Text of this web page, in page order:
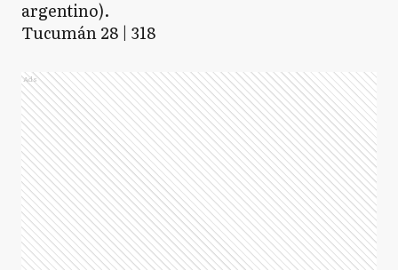
argentino).
Tucumán 28 | 318
Ads